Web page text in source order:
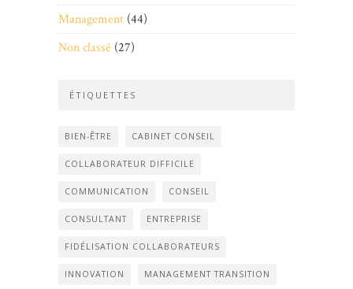
Management (44)
Non classé (27)
ÉTIQUETTES
BIEN-ÊTRE CABINET CONSEIL
COLLABORATEUR DIFFICILE
COMMUNICATION CONSEIL
CONSULTANT ENTREPRISE
FIDÉLISATION COLLABORATEURS
INNOVATION MANAGEMENT TRANSITION